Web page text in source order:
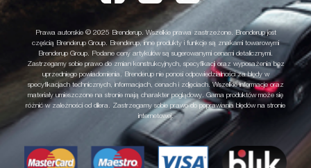
Prawa autorskie © 2025 Brenderup. Wszelkie prawa zastrzeżone. Brenderup jest
częścią Brenderup Group. Brenderup, inne produkty i funkcje są znakami towarowymi
Brenderup Group. Podane ceny artykułów są sugerowanymi cenami detalicznymi.
Zastrzegamy sobie prawo do zmian konstrukcyjnych, specyfikacji oraz wyposażenia bez
uprzedniego powiadomienia. Brenderup nie ponosi odpowiedzialności za błędy w
specyfikacjach technicznych, informacjach, cenach i zdjęciach. Wszelkie informacje oraz
materiały umieszczone na stronie mają charakter poglądowy. Gama produktów może się
różnić w zależności od dilera. Zastrzegamy sobie prawo do poprawiania błędów na stronie
internetowej.